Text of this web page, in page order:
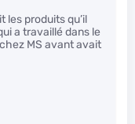
les produits qu’il
a travaillé dans le
MS avant avait